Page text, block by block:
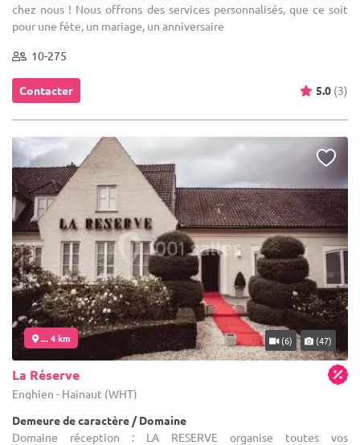
chez nous ! Nous offrons des services personnalisés, que ce soit
pour une fête, un mariage, un anniversaire
10-275
Contacter 5.0 (3)
... 4 km (6) (47)
La Réserve
Enghien - Hainaut (WHT)
Demeure de caractère / Domaine
Domaine réception : LA RESERVE organise toutes vos